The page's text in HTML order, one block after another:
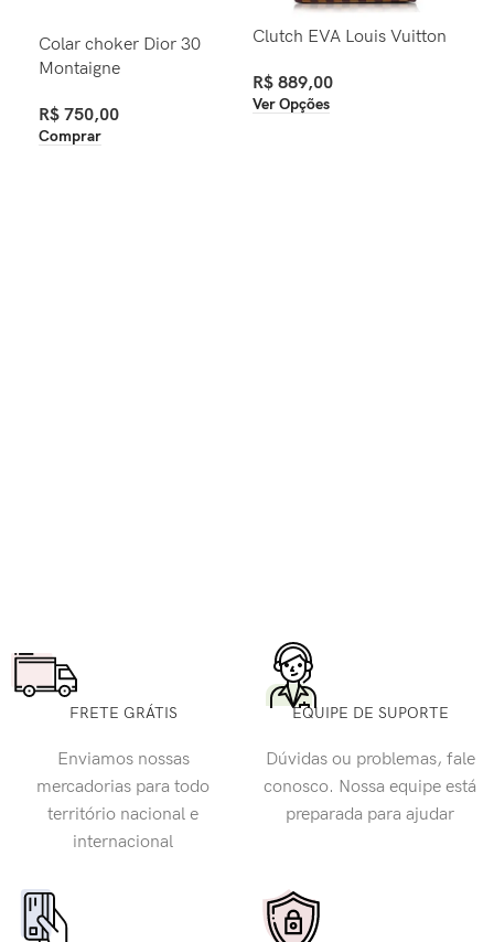
Colar choker Dior 30
Montaigne
R$ 750,00
Comprar
Clutch EVA Louis Vuitton
R$ 889,00
Ver Opções
FRETE GRÁTIS
Enviamos nossas
mercadorias para todo
território nacional e
internacional
EQUIPE DE SUPORTE
Dúvidas ou problemas, fale
conosco. Nossa equipe está
preparada para ajudar